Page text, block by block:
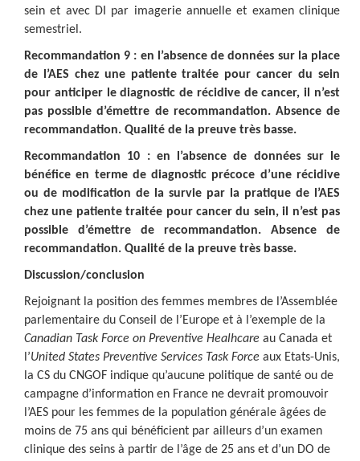
sein et avec DI par imagerie annuelle et examen clinique
semestriel.
Recommandation 9 : en l’absence de données sur la place
de l’AES chez une patiente traitée pour cancer du sein
pour anticiper le diagnostic de récidive de cancer, il n’est
pas possible d’émettre de recommandation. Absence de
recommandation. Qualité de la preuve très basse.
Recommandation 10 : en l’absence de données sur le
bénéfice en terme de diagnostic précoce d’une récidive
ou de modification de la survie par la pratique de l’AES
chez une patiente traitée pour cancer du sein, il n’est pas
possible d’émettre de recommandation. Absence de
recommandation. Qualité de la preuve très basse.
Discussion/conclusion
Rejoignant la position des femmes membres de l’Assemblée
parlementaire du Conseil de l’Europe et à l’exemple de la
Canadian Task Force on Preventive Healhcare au Canada et
l’United States Preventive Services Task Force aux Etats-Unis,
la CS du CNGOF indique qu’aucune politique de santé ou de
campagne d’information en France ne devrait promouvoir
l’AES pour les femmes de la population générale âgées de
moins de 75 ans qui bénéficient par ailleurs d’un examen
clinique des seins à partir de l’âge de 25 ans et d’un DO de